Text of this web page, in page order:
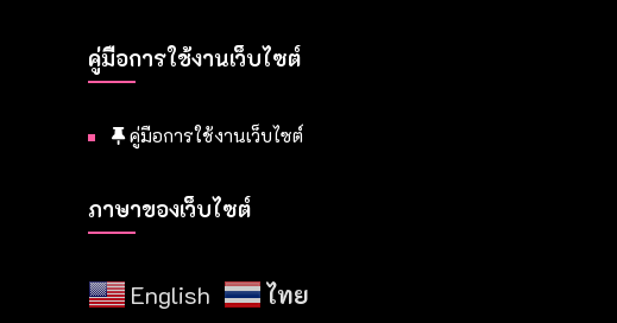
คู่มือการใช้งานเว็บไซต์
คู่มือการใช้งานเว็บไซต์
ภาษาของเว็บไซต์
English ไทย